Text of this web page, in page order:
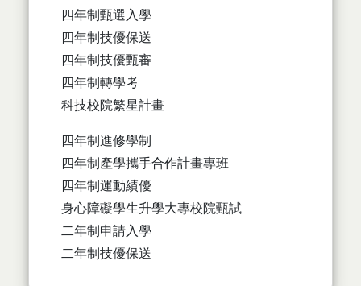
四年制甄選入學
四年制技優保送
四年制技優甄審
四年制轉學考
科技校院繁星計畫
四年制進修學制
四年制產學攜手合作計畫專班
四年制運動績優
身心障礙學生升學大專校院甄試
二年制申請入學
二年制技優保送